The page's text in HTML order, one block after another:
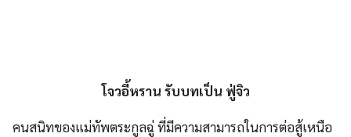
โจวอี้หราน รับบทเป็น ฟู่จิว
คนสนิทของแม่ทัพตระกูลฉู่ ที่มีความสามารถในการต่อสู้เหนือ